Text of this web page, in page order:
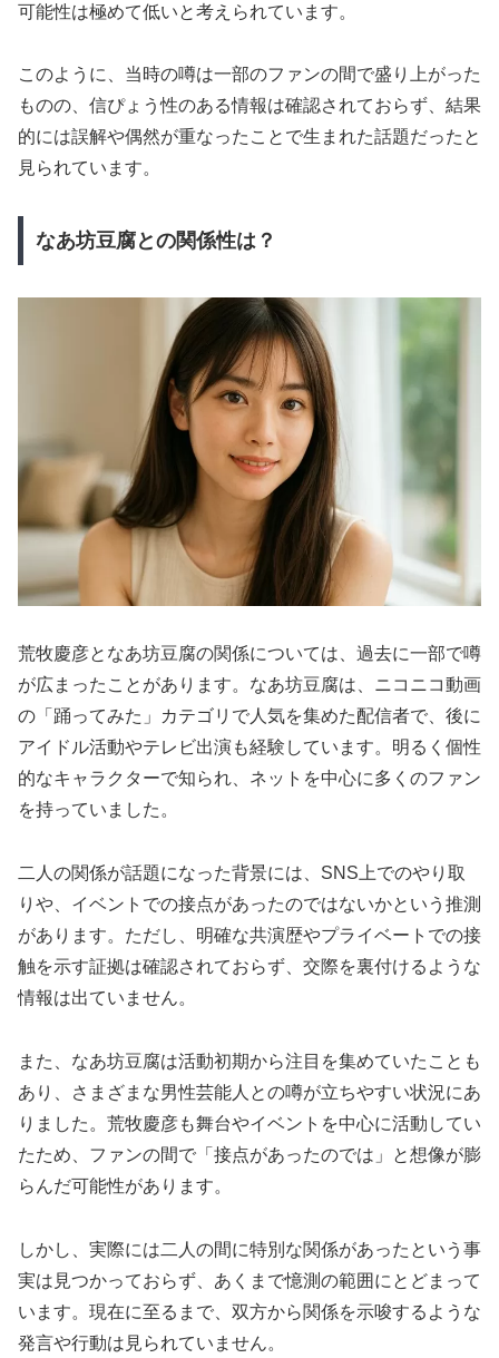
可能性は極めて低いと考えられています。
このように、当時の噂は一部のファンの間で盛り上がった
ものの、信ぴょう性のある情報は確認されておらず、結果
的には誤解や偶然が重なったことで生まれた話題だったと
見られています。
なあ坊豆腐との関係性は？
荒牧慶彦となあ坊豆腐の関係については、過去に一部で噂
が広まったことがあります。なあ坊豆腐は、ニコニコ動画
の「踊ってみた」カテゴリで人気を集めた配信者で、後に
アイドル活動やテレビ出演も経験しています。明るく個性
的なキャラクターで知られ、ネットを中心に多くのファン
を持っていました。
二人の関係が話題になった背景には、SNS上でのやり取
りや、イベントでの接点があったのではないかという推測
があります。ただし、明確な共演歴やプライベートでの接
触を示す証拠は確認されておらず、交際を裏付けるような
情報は出ていません。
また、なあ坊豆腐は活動初期から注目を集めていたことも
あり、さまざまな男性芸能人との噂が立ちやすい状況にあ
りました。荒牧慶彦も舞台やイベントを中心に活動してい
たため、ファンの間で「接点があったのでは」と想像が膨
らんだ可能性があります。
しかし、実際には二人の間に特別な関係があったという事
実は見つかっておらず、あくまで憶測の範囲にとどまって
います。現在に至るまで、双方から関係を示唆するような
発言や行動は見られていません。